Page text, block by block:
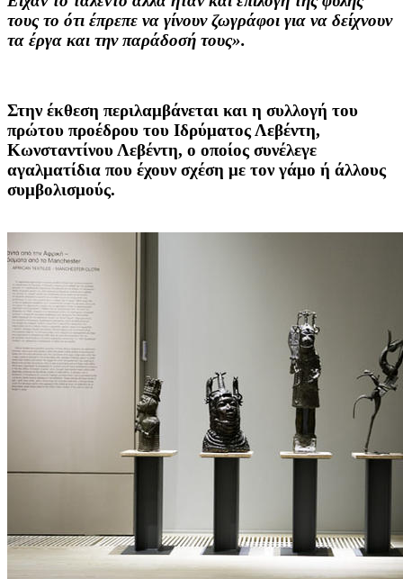
τους το ότι έπρεπε να γίνουν ζωγράφοι για να δείχνουν
τα έργα και την παράδοσή τους».
Στην έκθεση περιλαμβάνεται και η συλλογή του
πρώτου προέδρου του Ιδρύματος Λεβέντη,
Κωνσταντίνου Λεβέντη, ο οποίος συνέλεγε
αγαλματίδια που έχουν σχέση με τον γάμο ή άλλους
συμβολισμούς.